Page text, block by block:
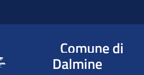
Comune di
Dalmine